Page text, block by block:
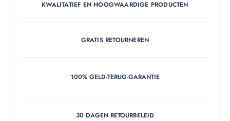
KWALITATIEF EN HOOGWAARDIGE PRODUCTEN
GRATIS RETOURNEREN
100% GELD-TERUG-GARANTIE
30 DAGEN RETOURBELEID